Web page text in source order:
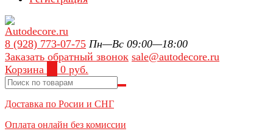
8 (928) 773-07-75 Пн—Вс 09:00—18:00
Заказать обратный звонок sale@autodecore.ru
Корзина
0 руб.
Доставка по Росии и СНГ
Оплата онлайн без комиссии